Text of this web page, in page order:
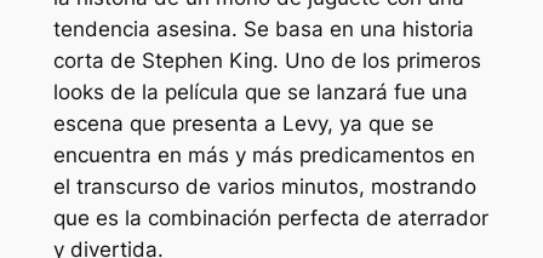
tendencia asesina. Se basa en una historia
corta de Stephen King. Uno de los primeros
looks de la película que se lanzará fue una
escena que presenta a Levy, ya que se
encuentra en más y más predicamentos en
el transcurso de varios minutos, mostrando
que es la combinación perfecta de aterrador
y divertida.